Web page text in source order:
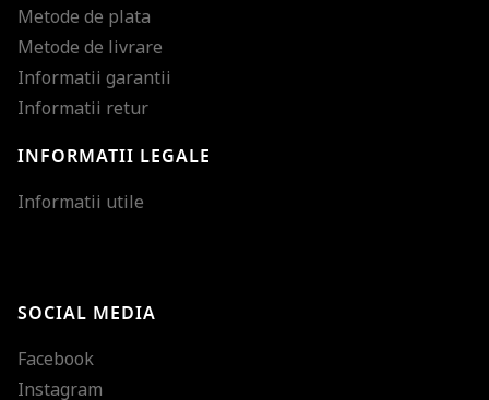
Metode de plata
Metode de livrare
Informatii garantii
Informatii retur
INFORMATII LEGALE
Informatii utile
SOCIAL MEDIA
Facebook
Instagram